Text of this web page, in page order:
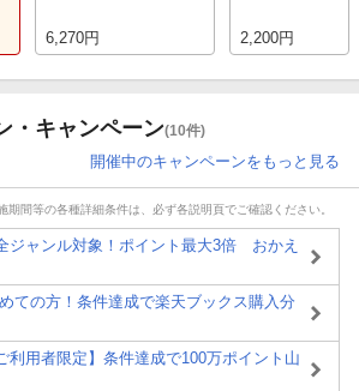
6,270円 2,200円
・キャンペーン(10件)
開催中のキャンペーンをもっと見る
間等の各種詳細条件は、必ず各説明頁でご確認ください。
ジャンル対象！ポイント最大3倍 おかえ
めての方！条件達成で楽天ブックス購入分
利用者限定】条件達成で100万ポイント山